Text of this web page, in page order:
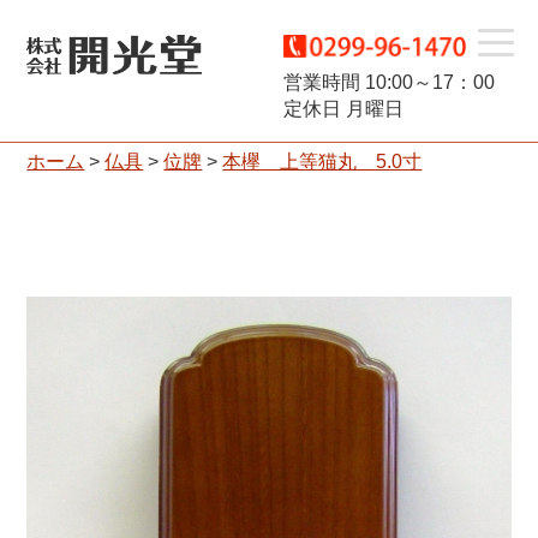
営業時間 10:00～17：00
定休日 月曜日
t
l
ホーム >仏具 >位牌 >本欅 上等猫丸 5.0寸